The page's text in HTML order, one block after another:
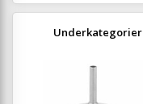
Underkategorier